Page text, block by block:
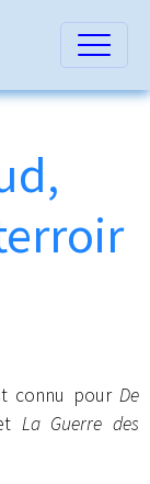
connu pour De
La Guerre des